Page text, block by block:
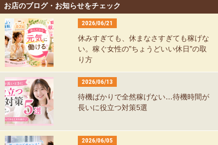
お店のブログ・お知らせをチェック
2026/06/21
休みすぎても、休まなさすぎても稼げな
い。稼ぐ女性の”ちょうどいい休日”の取
り方
2026/06/13
待機ばかりで全然稼げない…待機時間が
長いに役立つ対策5選
2026/06/05